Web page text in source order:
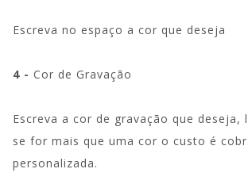
Escreva no espaço a cor que deseja
4 - Cor de Gravação
Escreva a cor de gravação que deseja,
se for mais que uma cor o custo é
personalizada.